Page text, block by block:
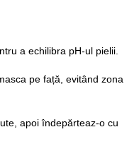
a echilibra pH-ul pielii.
pe față, evitând zona
apoi îndepărteaz-o cu